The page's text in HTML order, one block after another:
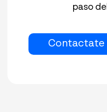
paso
Contactate